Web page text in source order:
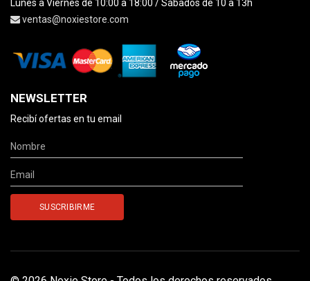
Lunes a Viernes de 10:00 a 18:00 / Sábados de 10 a 13h
ventas@noxiestore.com
NEWSLETTER
Recibí ofertas en tu email